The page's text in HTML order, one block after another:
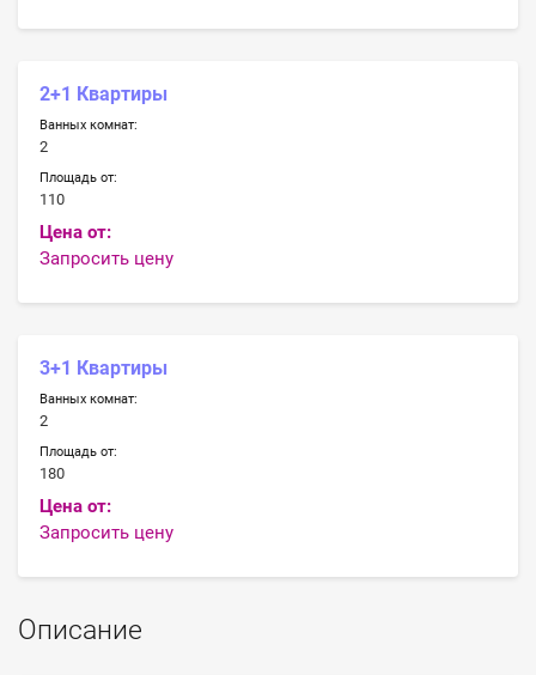
2+1 Квартиры
Ванных комнат:
2
Площадь от:
110
Цена от:
Запросить цену
3+1 Квартиры
Ванных комнат:
2
Площадь от:
180
Цена от:
Запросить цену
Описание